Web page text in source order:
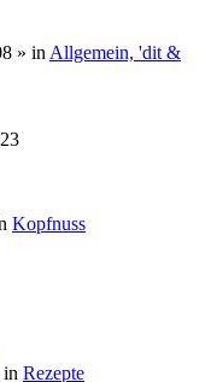
» in Allgemein, 'dit &
Kopfnuss
in Rezepte